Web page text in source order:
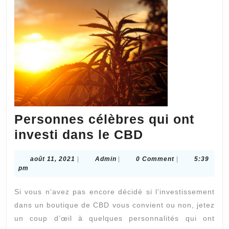
Personnes célèbres qui ont
investi dans le CBD
qui
investi
dans
août 11, 2021 août
AdminAdmin0 Comment
5:39
pm
Si vous n’avez pas encore décidé si l’investissement
dans un boutique de CBD vous convient ou non, jetez
un coup d’œil à quelques personnalités qui ont